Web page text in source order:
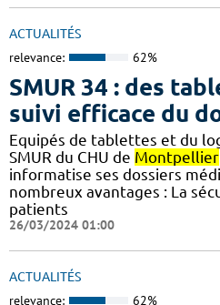
ACTUALITÉS
relevance: 62%
SMUR 34 : des
suivi efficace du
​​Equipés de tablettes et du
SMUR du CHU de Montpellier
informatise ses dossiers
nombreux avantages : ​​La
patients
26/03/2024 01:00
ACTUALITÉS
relevance: 62%